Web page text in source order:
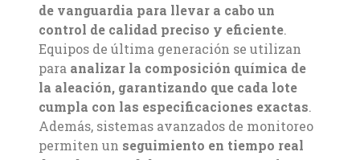
de vanguardia para llevar a cabo un
control de calidad preciso y eficiente.
Equipos de última generación se utilizan
para analizar la composición química de
la aleación, garantizando que cada lote
cumpla con las especificaciones exactas.
Además, sistemas avanzados de monitoreo
permiten un seguimiento en tiempo real